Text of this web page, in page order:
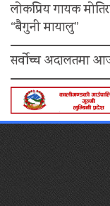
लोकप्रिय गायक
“बैगुनी मायालु”
सर्वोच्च अदालतमा